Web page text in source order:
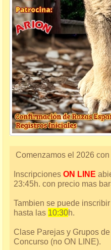
Comenzamos el 2026
Inscripciones ON LINE
23:45h. con precio mas
Tambien se puede
hasta las 10:30h.
Clase Parejas y Grupos
Concurso (no ON LINE).